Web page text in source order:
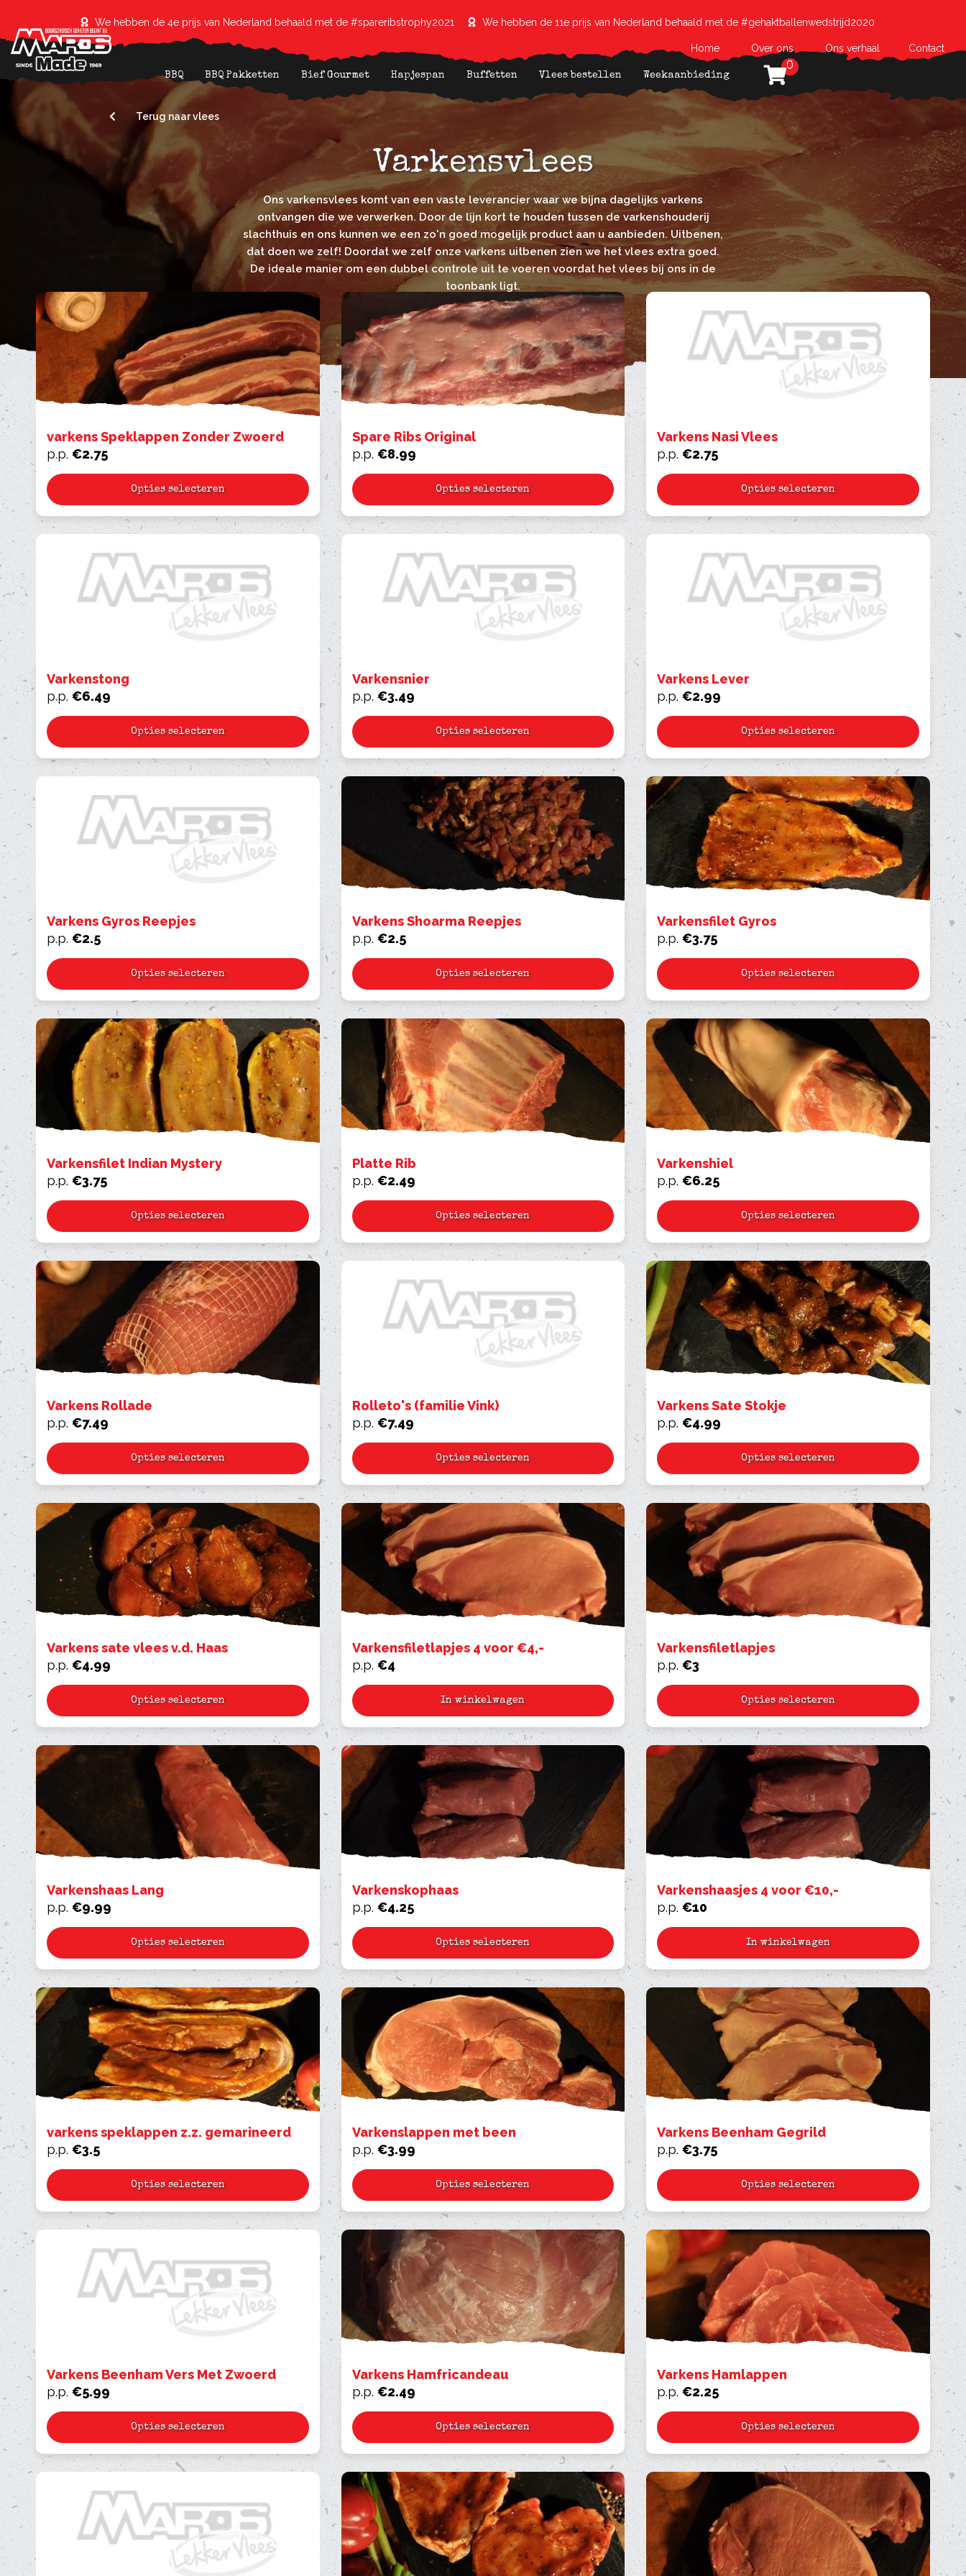
We hebben de 4e prijs van Nederland behaald met de #spareribstrophy2021 We hebben de 11e prijs van Nederland behaald met de #gehaktballenwedstrijd2020
Home Over ons Ons verhaal Contact
BBQ BBQ Pakketten Bief Gourmet Hapjespan Buffetten Vlees bestellen Weekaanbieding
0
Terug naar vlees
Varkensvlees
Ons varkensvlees komt van een vaste leverancier waar we bijna dagelijks varkens
ontvangen die we verwerken. Door de lijn kort te houden tussen de varkenshouderij
slachthuis en ons kunnen we een zo'n goed mogelijk product aan u aanbieden. Uitbenen,
dat doen we zelf! Doordat we zelf onze varkens uitbenen zien we het vlees extra goed.
De ideale manier om een dubbel controle uit te voeren voordat het vlees bij ons in de
toonbank ligt.
varkens Speklappen Zonder Zwoerd
p.p. €2.75
Opties selecteren
Spare Ribs Original
p.p. €8.99
Opties selecteren
Varkens Nasi Vlees
p.p.€2.75
Opties selecteren
Varkenstong
p.p. €6.49
Opties selecteren
Varkensnier
p.p. €3.49
Opties selecteren
Varkens Lever
p.p.€2.99
Opties selecteren
Varkens Gyros Reepjes
p.p. €2.5
Opties selecteren
Varkens Shoarma Reepjes
p.p. €2.5
Opties selecteren
Varkensfilet Gyros
p.p.€3.75
Opties selecteren
Varkensfilet Indian Mystery
p.p. €3.75
Opties selecteren
Platte Rib
p.p. €2.49
Opties selecteren
Varkenshiel
p.p.€6.25
Opties selecteren
Varkens Rollade
p.p. €7.49
Opties selecteren
Rolleto's (familie Vink)
p.p. €7.49
Opties selecteren
Varkens Sate Stokje
p.p.€4.99
Opties selecteren
Varkens sate vlees v.d. Haas
p.p. €4.99
Opties selecteren
Varkensfiletlapjes 4 voor €4,-
p.p. €4
In winkelwagen
Varkensfiletlapjes
p.p.€3
Opties selecteren
Varkenshaas Lang
p.p. €9.99
Opties selecteren
Varkenskophaas
p.p. €4.25
Opties selecteren
Varkenshaasjes 4 voor €10,-
p.p.€10
In winkelwagen
varkens speklappen z.z. gemarineerd
p.p. €3.5
Opties selecteren
Varkenslappen met been
p.p. €3.99
Opties selecteren
Varkens Beenham Gegrild
p.p.€3.75
Opties selecteren
Varkens Beenham Vers Met Zwoerd
p.p. €5.99
Opties selecteren
Varkens Hamfricandeau
p.p. €2.49
Opties selecteren
Varkens Hamlappen
p.p.€2.25
Opties selecteren